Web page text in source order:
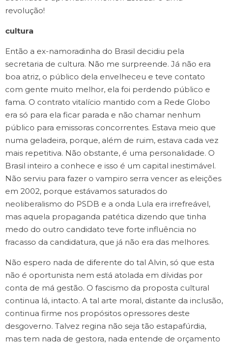
revolução!
cultura
Então a ex-namoradinha do Brasil decidiu pela
secretaria de cultura. Não me surpreende. Já não era
boa atriz, o público dela envelheceu e teve contato
com gente muito melhor, ela foi perdendo público e
fama. O contrato vitalício mantido com a Rede Globo
era só para ela ficar parada e não chamar nenhum
público para emissoras concorrentes. Estava meio que
numa geladeira, porque, além de ruim, estava cada vez
mais repetitiva. Não obstante, é uma personalidade. O
Brasil inteiro a conhece e isso é um capital inestimável.
Não serviu para fazer o vampiro serra vencer as eleições
em 2002, porque estávamos saturados do
neoliberalismo do PSDB e a onda Lula era irrefreável,
mas aquela propaganda patética dizendo que tinha
medo do outro candidato teve forte influência no
fracasso da candidatura, que já não era das melhores.
Não espero nada de diferente do tal Alvin, só que esta
não é oportunista nem está atolada em dívidas por
conta de má gestão. O fascismo da proposta cultural
continua lá, intacto. A tal arte moral, distante da inclusão,
continua firme nos propósitos opressores deste
desgoverno. Talvez regina não seja tão estapafúrdia,
mas tem nada de gestora, nada entende de orçamento